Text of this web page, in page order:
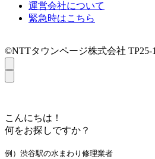
運営会社について
緊急時はこちら
©NTTタウンページ株式会社 TP25-
こんにちは！
何をお探しですか？
例）渋谷駅の水まわり修理業者